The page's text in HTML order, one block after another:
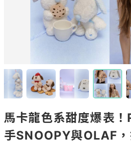
馬卡龍色系甜度爆表
手SNOOPY與OLAF